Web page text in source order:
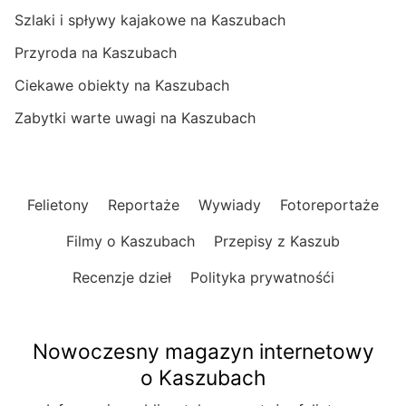
Szlaki i spływy kajakowe na Kaszubach
Przyroda na Kaszubach
Ciekawe obiekty na Kaszubach
Zabytki warte uwagi na Kaszubach
Felietony Reportaże Wywiady
Fotoreportaże
Filmy o Kaszubach
Przepisy z Kaszub
Recenzje dzieł
Polityka prywatnośći
Nowoczesny magazyn internetowy
o Kaszubach